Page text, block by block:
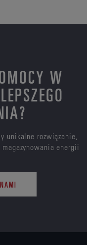
W
unikalne rozwiązanie,
energii